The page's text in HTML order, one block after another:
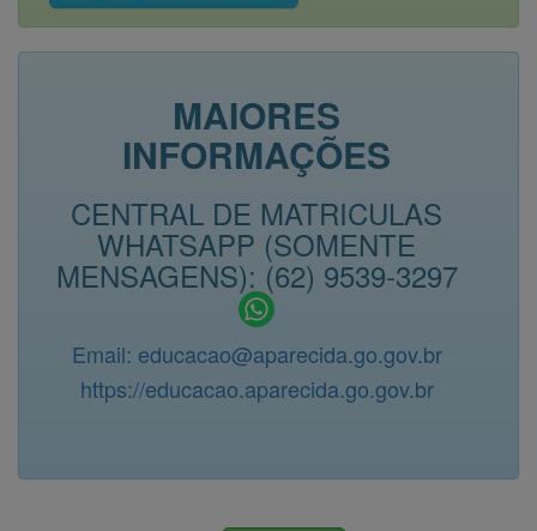
MAIORES
INFORMAÇÕES
CENTRAL DE MATRICULAS
WHATSAPP (SOMENTE
MENSAGENS): (62) 9539-3297
Email: educacao@aparecida.go.gov.br
https://educacao.aparecida.go.gov.br